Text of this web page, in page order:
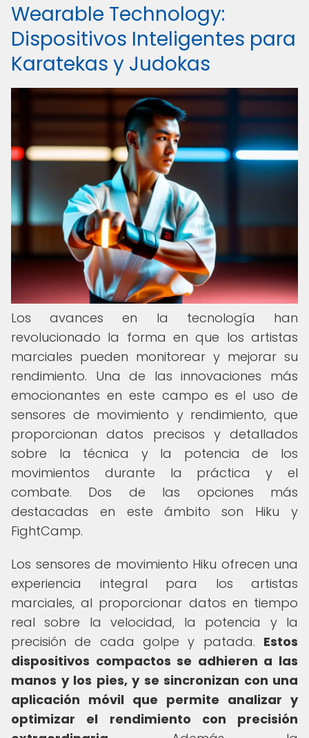
Wearable Technology:
Dispositivos Inteligentes para
Karatekas y Judokas
Los avances en la tecnología han
revolucionado la forma en que los artistas
marciales pueden monitorear y mejorar su
rendimiento. Una de las innovaciones más
emocionantes en este campo es el uso de
sensores de movimiento y rendimiento, que
proporcionan datos precisos y detallados
sobre la técnica y la potencia de los
movimientos durante la práctica y el
combate. Dos de las opciones más
destacadas en este ámbito son Hiku y
FightCamp.
Los sensores de movimiento Hiku ofrecen una
experiencia integral para los artistas
marciales, al proporcionar datos en tiempo
real sobre la velocidad, la potencia y la
precisión de cada golpe y patada. Estos
dispositivos compactos se adhieren a las
manos y los pies, y se sincronizan con una
aplicación móvil que permite analizar y
optimizar el rendimiento con precisión